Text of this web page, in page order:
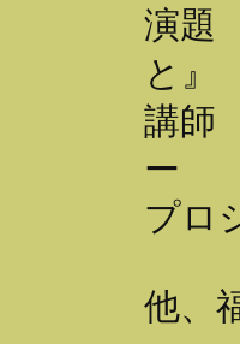
演題
と』
講師
ー
プロ
他、